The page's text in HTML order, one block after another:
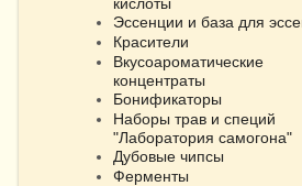
Эссенции и база для
Красители
Вкусоароматические
концентраты
Бонификаторы
Наборы трав и специй
"Лаборатория самогона"
Дубовые чипсы
Ферменты